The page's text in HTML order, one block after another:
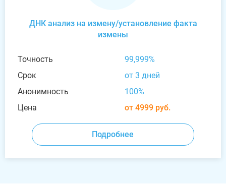
ДНК анализ на измену/установление факта
измены
Точность
99,999%
Срок
от 3 дней
Анонимность
100%
Цена
от 4999 руб.
Подробнее